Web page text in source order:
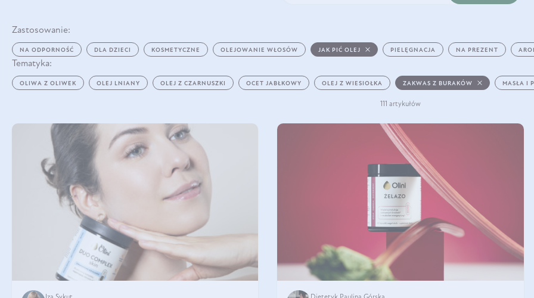
Zastosowanie:
NA ODPORNOŚĆ DLA DZIECI KOSMETYCZNE OLEJOWANIE WŁOSÓW JAK PIĆ OLEJ PIELĘGNACJA NA PREZENT
Tematyka:
OLIWA Z OLIWEK OLEJ LNIANY OLEJ Z CZARNUSZKI OCET JABŁKOWY OLEJ Z WIESIOŁKA ZAKWAS Z BURAKÓW MASŁA I
111 artykułów